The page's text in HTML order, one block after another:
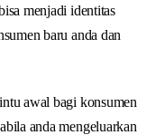
menjadi identitas
baru anda dan
awal bagi konsumen
anda mengeluarkan